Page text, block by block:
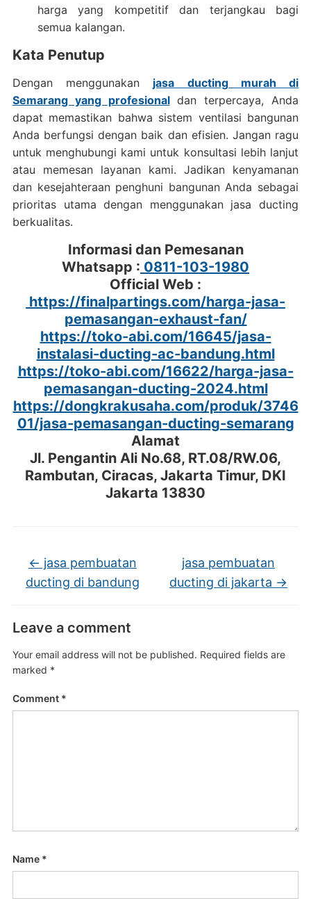
harga yang kompetitif dan terjangkau bagi
semua kalangan.
Kata Penutup
Dengan menggunakan jasa ducting murah di
Semarang yang profesionaldan terpercaya, Anda
dapat memastikan bahwa sistem ventilasi bangunan
Anda berfungsi dengan baik dan efisien. Jangan ragu
untuk menghubungi kami untuk konsultasi lebih lanjut
atau memesan layanan kami. Jadikan kenyamanan
dan kesejahteraan penghuni bangunan Anda sebagai
prioritas utama dengan menggunakan jasa ducting
berkualitas.
Informasi dan Pemesanan
Whatsapp : 0811-103-1980
Official Web :
https://finalpartings.com/harga-jasa-
pemasangan-exhaust-fan/
https://toko-abi.com/16645/jasa-
instalasi-ducting-ac-bandung.html
https://toko-abi.com/16622/harga-jasa-
pemasangan-ducting-2024.html
https://dongkrakusaha.com/produk/3746
01/jasa-pemasangan-ducting-semarang
Alamat
Jl. Pengantin Ali No.68, RT.08/RW.06,
Rambutan, Ciracas, Jakarta Timur, DKI
Jakarta 13830
← jasa pembuatan
ducting di bandung
jasa pembuatan
ducting di jakarta →
Leave a comment
Your email address will not be published. Required fields are
marked *
Comment *
Name *